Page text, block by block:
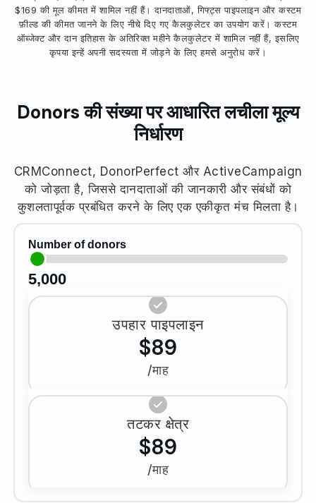
$169 की मूल कीमत में शामिल नहीं हैं। दानदाताओं, गिफ्ट्स पाइपलाइन और कस्टम
फ़ील्ड की कीमत जानने के लिए नीचे दिए गए कैलकुलेटर का उपयोग करें। कस्टम
ऑब्जेक्ट और दान इतिहास के अतिरिक्त महीने कैलकुलेटर में शामिल नहीं हैं, इसलिए
कृपया इन्हें अपनी सदस्यता में जोड़ने के लिए हमसे अनुरोध करें।
Donors की संख्या पर आधारित लचीला मूल्य
निर्धारण
CRMConnect, DonorPerfect और ActiveCampaign
को जोड़ता है, जिससे दानदाताओं की जानकारी और संबंधों को
कुशलतापूर्वक प्रबंधित करने के लिए एक एकीकृत मंच मिलता है।
Number of donors
5,000
उपहार पाइपलाइन
$89
/माह
तटकर क्षेत्र
$89
/माह